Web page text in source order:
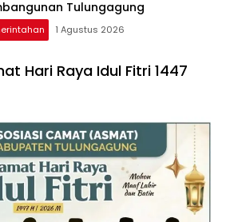
Tulungagung
1 Agustus 2026
Hari Raya Idul Fitri 1447